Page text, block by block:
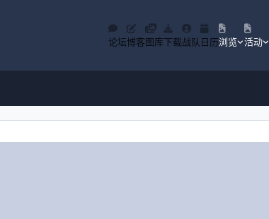
论坛博客图库下载战队 日历浏览 活动